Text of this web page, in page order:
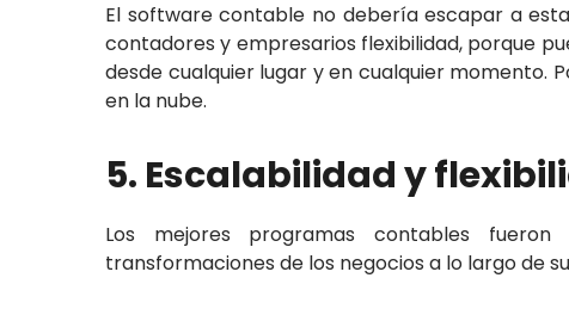
El software contable no debería escapar a
contadores y empresarios flexibilidad, porque
desde cualquier lugar y en cualquier momento.
en la nube.
5. Escalabilidad y
Los mejores programas contables
transformaciones de los negocios a lo largo de